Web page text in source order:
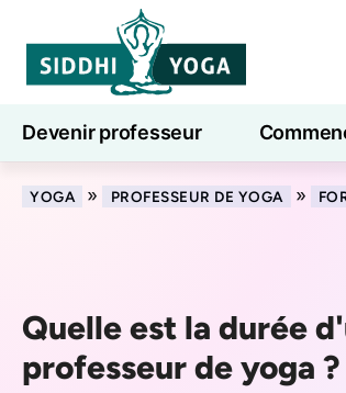
Devenir professeur
Cours de yoga en ligne 7 jours
YOGA » PROFESSEUR DE YOGA »
Quelle est la durée
professeur de yoga ?